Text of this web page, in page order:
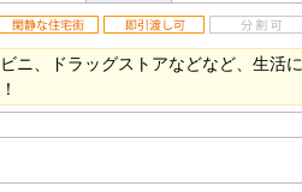
ニ、ドラッグストアなどなど、生活に